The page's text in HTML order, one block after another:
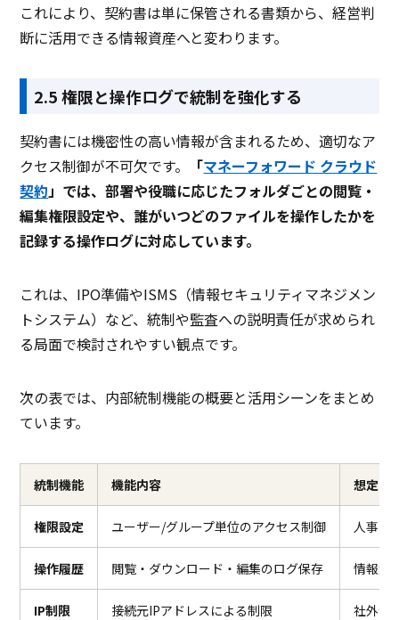
これにより、契約書は単に保管される書類から、経営判
断に活用できる情報資産へと変わります。
2.5 権限と操作ログで統制を強化する
契約書には機密性の高い情報が含まれるため、適切なア
クセス制御が不可欠です。
「マネーフォワード クラウド
契約 」では、部署や役職に応じたフォルダごとの閲覧・
編集権限設定や、誰がいつどのファイルを操作したかを
記録する操作ログに対応しています。
これは、IPO準備やISMS（情報セキュリティマネジメン
トシステム）など、統制や監査への説明責任が求められ
る局面で検討されやすい観点です。
次の表では、内部統制機能の概要と活用シーンをまとめ
ています。
統制機能 機能内容 想定さ
権限設定 ユーザー/グループ単位のアクセス制御 人事・
操作履歴 閲覧・ダウンロード・編集のログ保存 情報漏
IP制限 接続元IPアドレスによる制限 社外か